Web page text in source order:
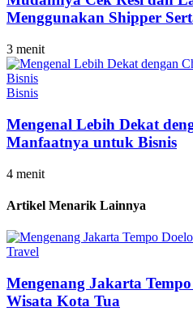
Menggunakan Shipper
3 menit
Bisnis
Mengenal Lebih Dekat
Manfaatnya untuk Bisnis
4 menit
Artikel Menarik Lainnya
Travel
Mengenang Jakarta
Wisata Kota Tua